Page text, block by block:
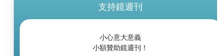
支持鏡週刊
小心意大意義
小額贊助鏡週刊！